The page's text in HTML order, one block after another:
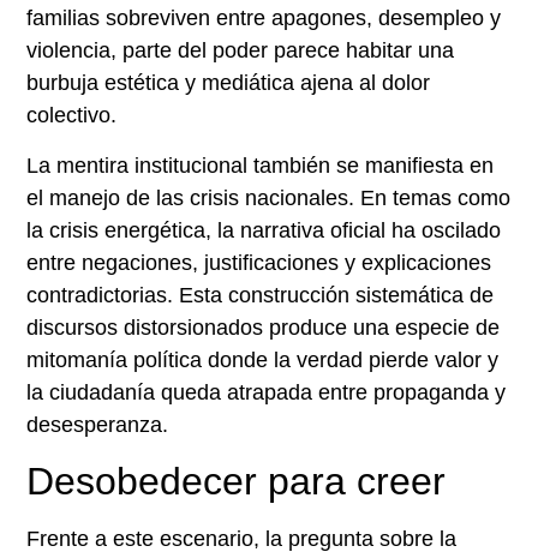
familias sobreviven entre apagones, desempleo y
violencia, parte del poder parece habitar una
burbuja estética y mediática ajena al dolor
colectivo.
La mentira institucional también se manifiesta en
el manejo de las crisis nacionales. En temas como
la crisis energética, la narrativa oficial ha oscilado
entre negaciones, justificaciones y explicaciones
contradictorias. Esta construcción sistemática de
discursos distorsionados produce una especie de
mitomanía política donde la verdad pierde valor y
la ciudadanía queda atrapada entre propaganda y
desesperanza.
Desobedecer para creer
Frente a este escenario, la pregunta sobre la